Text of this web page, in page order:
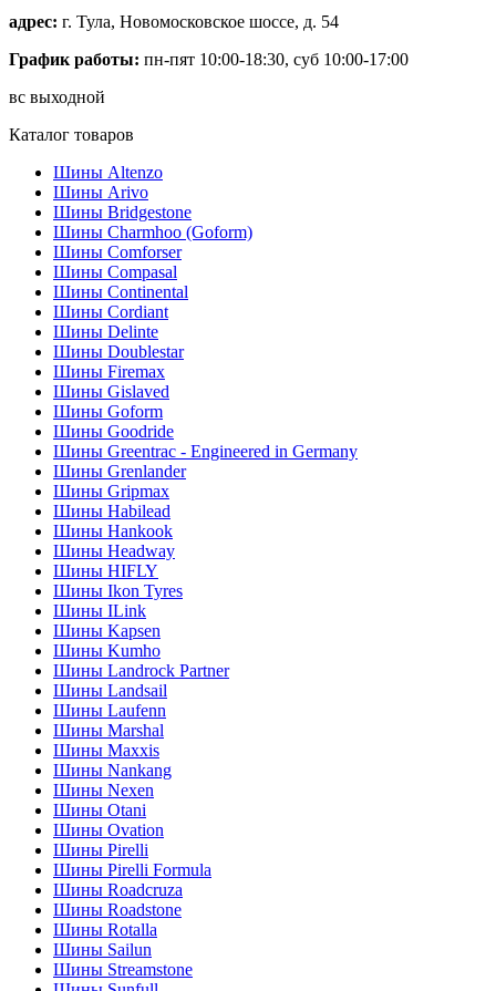
адрес: г. Тула, Новомосковское шоссе, д. 54
График работы: пн-пят 10:00-18:30, суб 10:00-17:00
вс выходной
Каталог товаров
Шины Altenzo
Шины Arivo
Шины Bridgestone
Шины Charmhoo (Goform)
Шины Comforser
Шины Compasal
Шины Continental
Шины Cordiant
Шины Delinte
Шины Doublestar
Шины Firemax
Шины Gislaved
Шины Goform
Шины Goodride
Шины Greentrac - Engineered in Germany
Шины Grenlander
Шины Gripmax
Шины Habilead
Шины Hankook
Шины Headway
Шины HIFLY
Шины Ikon Tyres
Шины ILink
Шины Kapsen
Шины Kumho
Шины Landrock Partner
Шины Landsail
Шины Laufenn
Шины Marshal
Шины Maxxis
Шины Nankang
Шины Nexen
Шины Otani
Шины Ovation
Шины Pirelli
Шины Pirelli Formula
Шины Roadcruza
Шины Roadstone
Шины Rotalla
Шины Sailun
Шины Streamstone